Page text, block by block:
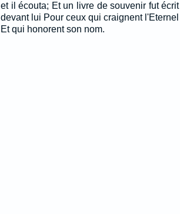
et il écouta; Et un livre de souvenir fut écrit
devant lui Pour ceux qui craignent l'Eternel
Et qui honorent son nom.